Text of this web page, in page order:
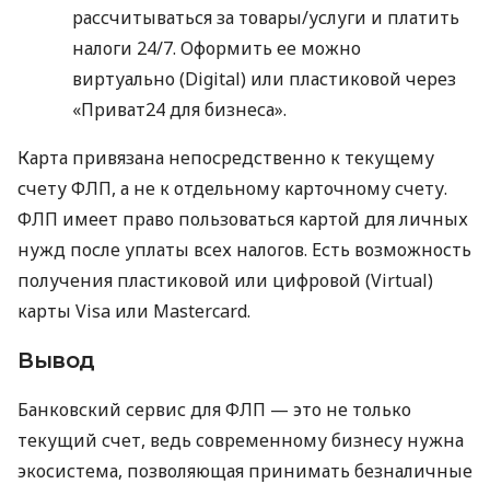
рассчитываться за товары/услуги и платить
налоги 24/7. Оформить ее можно
виртуально (Digital) или пластиковой через
«Приват24 для бизнеса».
Карта привязана непосредственно к текущему
счету ФЛП, а не к отдельному карточному счету.
ФЛП имеет право пользоваться картой для личных
нужд после уплаты всех налогов. Есть возможность
получения пластиковой или цифровой (Virtual)
карты Visa или Mastercard.
Вывод
Банковский сервис для ФЛП — это не только
текущий счет, ведь современному бизнесу нужна
экосистема, позволяющая принимать безналичные